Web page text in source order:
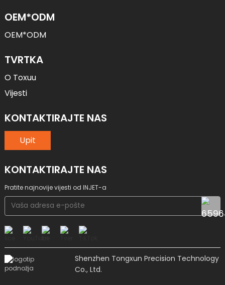
OEM*ODM
OEM*ODM
TVRTKA
O Toxuu
Vijesti
KONTAKTIRAJTE NAS
Upit
KONTAKTIRAJTE NAS
Pratite najnovije vijesti od INJET-a
Shenzhen Tongxun Precision Technology
Co., Ltd.